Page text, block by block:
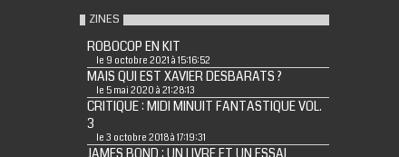
ZINES
ROBOCOP EN KIT
le 9 octobre 2021 à 15:16:52
MAIS QUI EST XAVIER DESBARATS ?
le 5 mai 2020 à 21:28:13
CRITIQUE : MIDI MINUIT FANTASTIQUE VOL.
3
le 3 octobre 2018 à 17:19:31